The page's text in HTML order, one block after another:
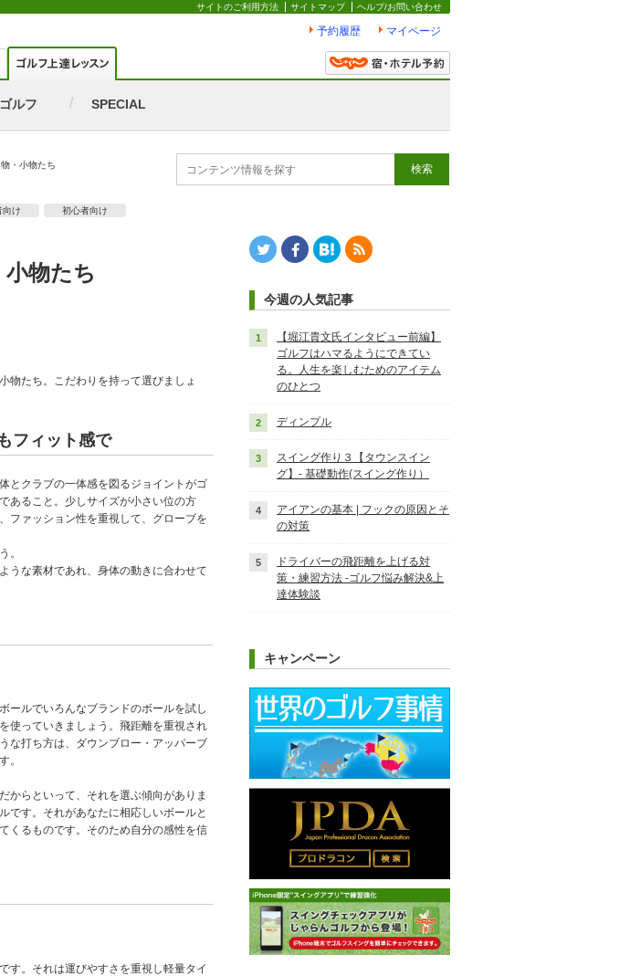
サイトのご利用方法 サイトマップ ヘルプ/お問い合わせ
マイページ
予約履歴
ルフ SPECIAL
・小物たち
向け 初心者向け
物たち
物たち。こだわりを持って選びましょ
フィット感で
とクラブの一体感を図るジョイントがゴ
あること。少しサイズが小さい位の方
ファッション性を重視して、グローブを
。
うな素材であれ、身体の動きに合わせて
ールでいろんなブランドのボールを試し
使っていきましょう。飛距離を重視され
な打ち方は、ダウンブロー・アッパーブ
。
からといって、それを選ぶ傾向がありま
です。それがあなたに相応しいボールと
くるものです。そのため自分の感性を信
す。それは運びやすさを重視し軽量タイ
Twitter Facebookはてなブックマーク
今週の人気記事
【堀江貴文氏インタビュー前編】
ゴルフはハマるようにできてい
る。人生を楽しむためのアイテム
のひとつ
ディンプル
スイング作り３【タウンスイン
グ】‐ 基礎動作(スイング作り）
アイアンの基本 | フックの原因とそ
の対策
ドライバーの飛距離を上げる対
策・練習方法 -ゴルフ悩み解決&上
達体験談
キャンペーン